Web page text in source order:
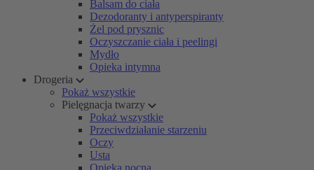
Balsam do ciała
Dezodoranty i antyperspiranty
Żel pod prysznic
Oczyszczanie ciała i peelingi
Mydło
Opieka intymna
Drogeria
Pokaż wszystkie
Pielęgnacja twarzy
Pokaż wszystkie
Przeciwdziałanie starzeniu
Oczy
Usta
Opieka nocna